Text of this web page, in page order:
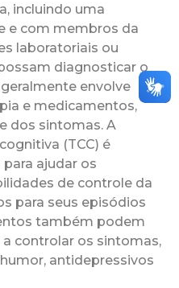
incluindo uma
e com membros da
laboratoriais ou
diagnosticar o
envolve
e medicamentos,
dos sintomas. A
(TCC) é
ajudar os
de controle da
para seus episódios
também podem
controlar os sintomas,
antidepressivos